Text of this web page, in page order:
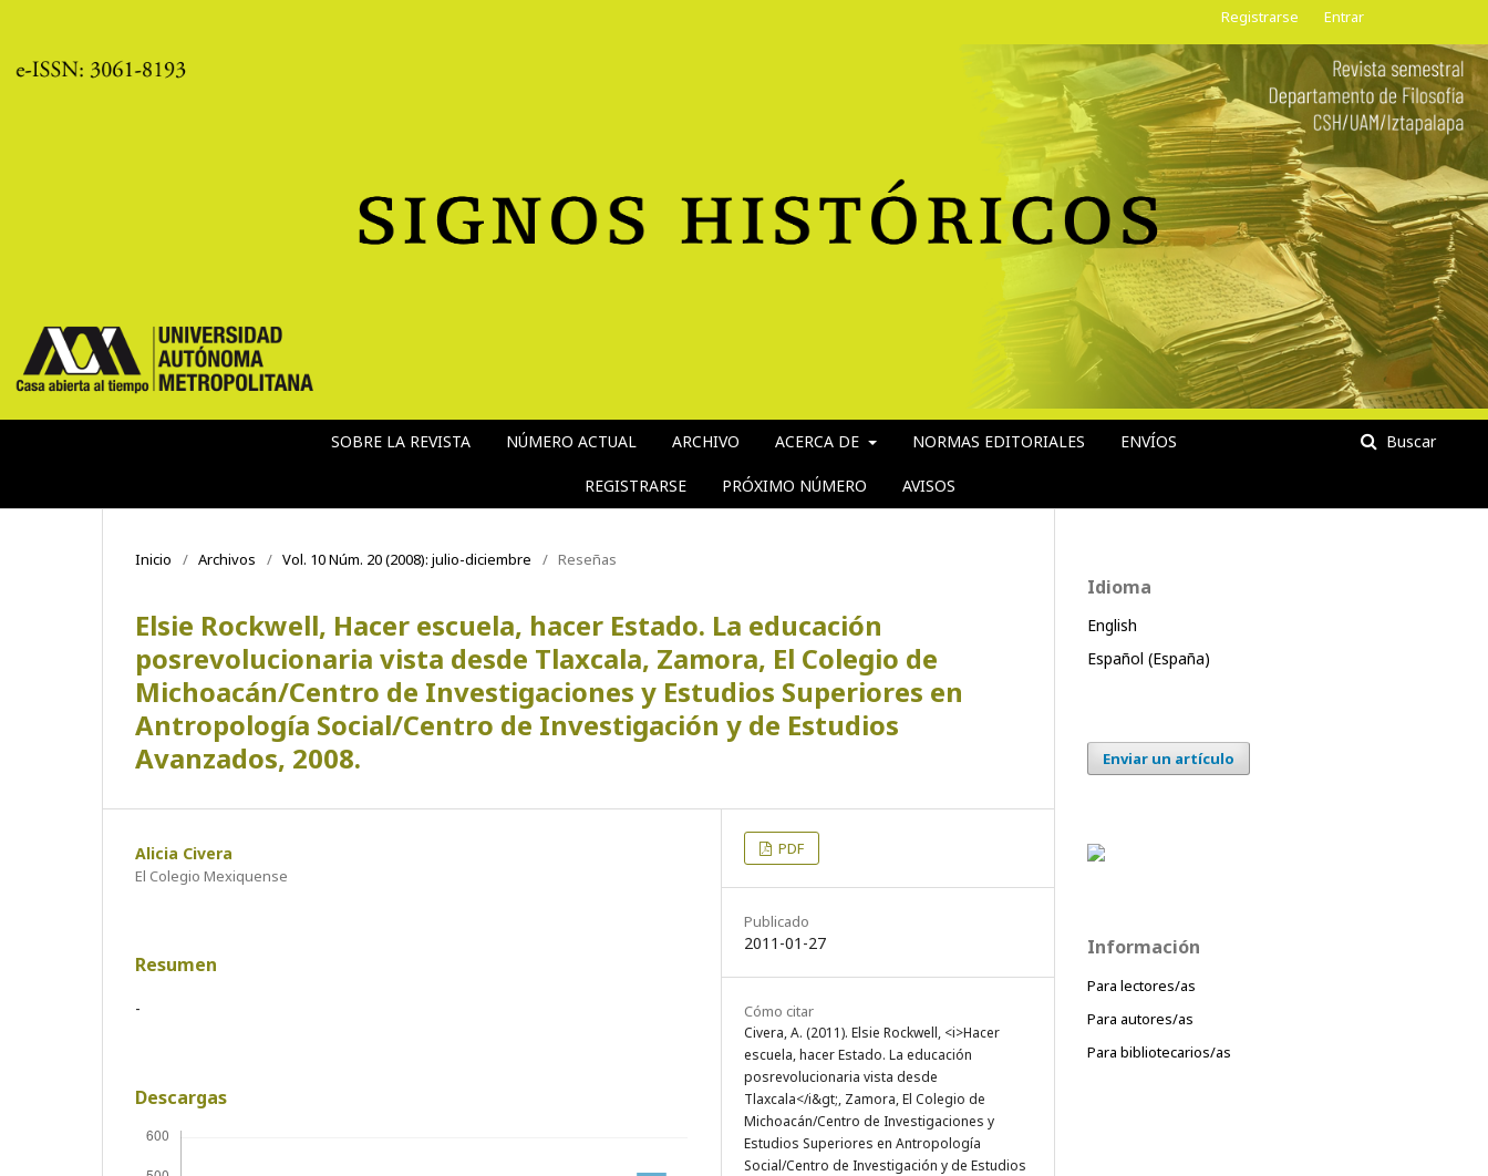
SOBRE LA REVISTA NÚMERO ACTUAL ARCHIVO ACERCA DE NORMAS EDITORIALES ENVÍOS
REGISTRARSE PRÓXIMO NÚMERO AVISOS
Buscar
Registrarse Entrar
Inicio / Archivos / Vol. 10 Núm. 20 (2008): julio-diciembre / Reseñas
Elsie Rockwell, Hacer escuela, hacer Estado. La educación
posrevolucionaria vista desde Tlaxcala, Zamora, El Colegio de
Michoacán/Centro de Investigaciones y Estudios Superiores en
Antropología Social/Centro de Investigación y de Estudios
Avanzados, 2008.
Alicia Civera
El Colegio Mexiquense
Resumen
-
Descargas
PDF
Publicado
2011-01-27
Cómo citar
Civera, A. (2011). Elsie Rockwell, <i>Hacer
escuela, hacer Estado. La educación
posrevolucionaria vista desde
Tlaxcala</i&gt;, Zamora, El Colegio de
Michoacán/Centro de Investigaciones y
Estudios Superiores en Antropología
Social/Centro de Investigación y de Estudios
Idioma
English
Español (España)
Enviar un artículo
Información
Para lectores/as
Para autores/as
Para bibliotecarios/as